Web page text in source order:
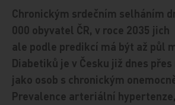
Chronickým srdečním selháním
000 obyvatel ČR, v roce 2035 jich
ale podle predikcí má být až půl
Diabetiků je v Česku již dnes
jako osob s chronickým
Prevalence arteriální